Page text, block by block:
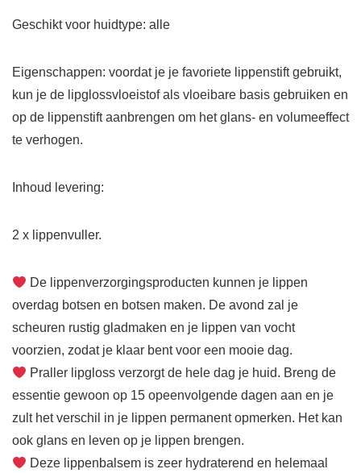
Geschikt voor huidtype: alle
Eigenschappen: voordat je je favoriete lippenstift gebruikt,
kun je de lipglossvloeistof als vloeibare basis gebruiken en
op de lippenstift aanbrengen om het glans- en volumeeffect
te verhogen.
Inhoud levering:
2 x lippenvuller.
De lippenverzorgingsproducten kunnen je lippen
overdag botsen en botsen maken. De avond zal je
scheuren rustig gladmaken en je lippen van vocht
voorzien, zodat je klaar bent voor een mooie dag.
Praller lipgloss verzorgt de hele dag je huid. Breng de
essentie gewoon op 15 opeenvolgende dagen aan en je
zult het verschil in je lippen permanent opmerken. Het kan
ook glans en leven op je lippen brengen.
Deze lippenbalsem is zeer hydraterend en helemaal